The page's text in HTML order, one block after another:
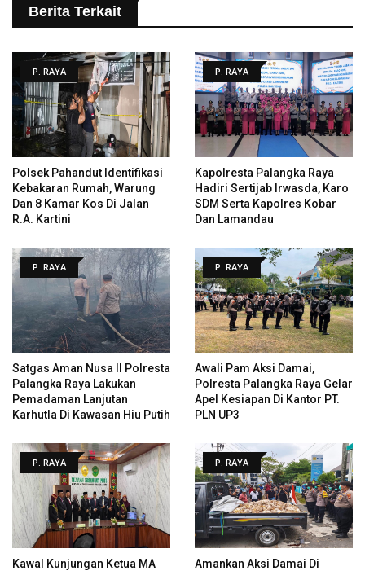
Berita Terkait
P. RAYA
Polsek Pahandut Identifikasi
Kebakaran Rumah, Warung
Dan 8 Kamar Kos Di Jalan
R.A. Kartini
P. RAYA
Kapolresta Palangka Raya
Hadiri Sertijab Irwasda, Karo
SDM Serta Kapolres Kobar
Dan Lamandau
P. RAYA
Satgas Aman Nusa II Polresta
Palangka Raya Lakukan
Pemadaman Lanjutan
Karhutla Di Kawasan Hiu Putih
P. RAYA
Awali Pam Aksi Damai,
Polresta Palangka Raya Gelar
Apel Kesiapan Di Kantor PT.
PLN UP3
P. RAYA
Kawal Kunjungan Ketua MA
P. RAYA
Amankan Aksi Damai Di